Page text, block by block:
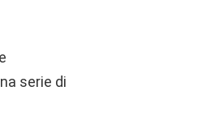
serie di